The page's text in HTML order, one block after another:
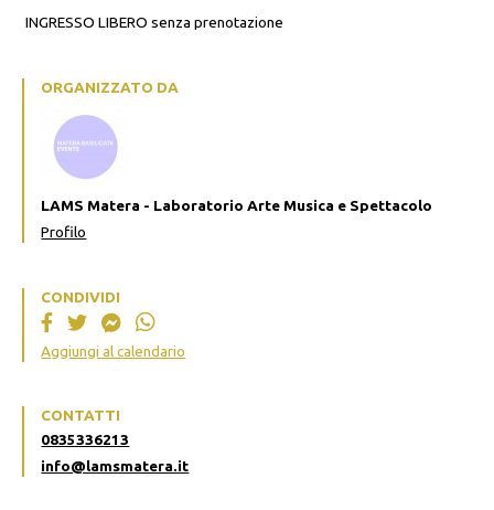
INGRESSO LIBERO senza prenotazione
ORGANIZZATO DA
LAMS Matera - Laboratorio Arte Musica e Spettacolo
Profilo
CONDIVIDI
Aggiungi al calendario
CONTATTI
0835336213
info@lamsmatera.it